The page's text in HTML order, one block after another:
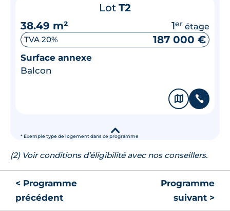
* Exemple type de logement dans ce programme
Lot T2
38.49 m²
1er étage
TVA 20% 187 000 €
Surface annexe
Balcon
🗞 📞
▾
(2) Voir conditions d’éligibilité avec nos conseillers.
< Programme
précédent
Programme
suivant >